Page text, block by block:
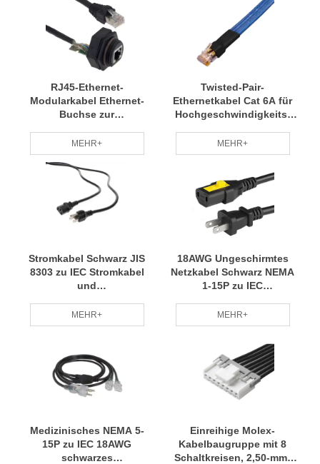
RJ45-Ethernet-
Modularkabel Ethernet-
Buchse zur
Leiterplatte zum Stecker
MEHR+
Twisted-Pair-
Ethernetkabel Cat 6A für
Hochgeschwindigkeits-
MEHR+
Stromkabel Schwarz JIS
8303 zu IEC Stromkabel
und
MEHR+
18AWG Ungeschirmtes
Netzkabel Schwarz NEMA
1-15P zu IEC
MEHR+
Medizinisches NEMA 5-
15P zu IEC 18AWG
schwarzes
Einreihige Molex-
Kabelbaugruppe mit 8
Schaltkreisen, 2,50-mm-